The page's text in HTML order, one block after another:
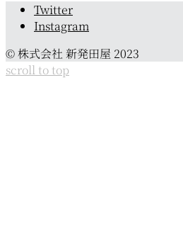
Twitter
Instagram
© 株式会社 新発田屋 2023
scroll to top